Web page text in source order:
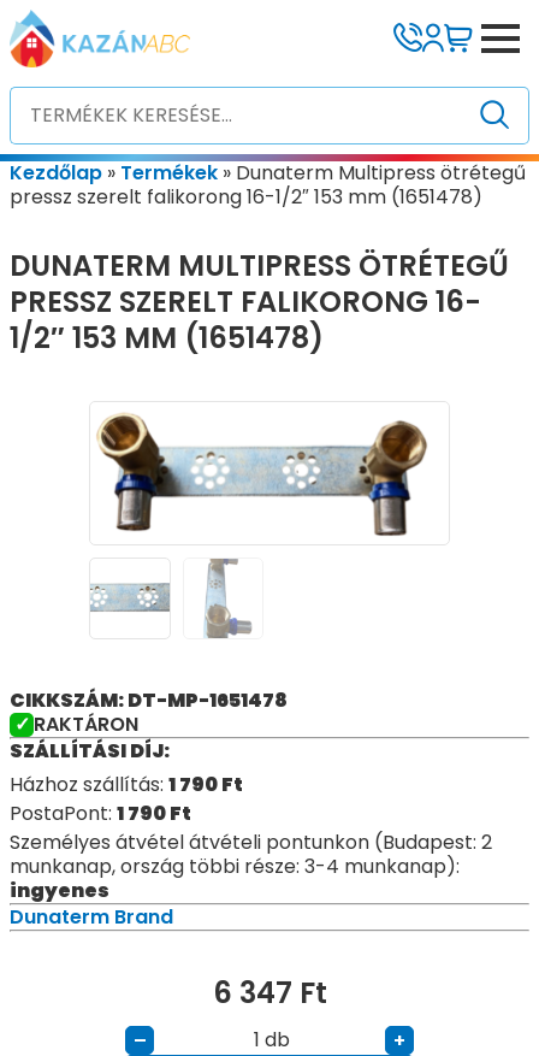
Kezdőlap » Termékek » Dunaterm Multipress ötrétegű
pressz szerelt falikorong 16-1/2″ 153 mm (1651478)
DUNATERM MULTIPRESS ÖTRÉTEGŰ
PRESSZ SZERELT FALIKORONG 16-
1/2″ 153 MM (1651478)
CIKKSZÁM: DT-MP-1651478
RAKTÁRON
SZÁLLÍTÁSI DÍJ:
Házhoz szállítás: 1 790Ft
PostaPont: 1 790Ft
Személyes átvétel átvételi pontunkon (Budapest: 2
munkanap, ország többi része: 3-4 munkanap):
ingyenes
Dunaterm Brand
6 347 Ft
– db
+